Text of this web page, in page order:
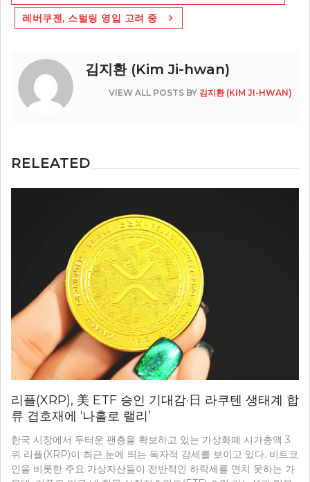
색레버쿠젠, 스털링 영입 고려 중
김지환 (Kim Ji-hwan)
VIEW ALL POSTS BY 김지환 (KIM JI-HWAN)
RELEATED
리플(XRP), 美 ETF 승인 기대감·日 라쿠텐 생태계 합
류 겹호재에 ‘나홀로 랠리’
한국 시장에서 두터운 팬층을 확보하고 있는 가상화폐 시가총액 3
위 리플(XRP)이 최근 눈에 띄는 독자적 강세를 보이고 있다. 비트코
인을 비롯한 주요 가상자산들이 전반적인 하락세를 면치 못하는 가